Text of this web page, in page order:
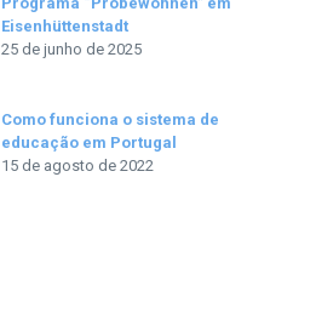
Eisenhüttenstadt
25 de junho de 2025
Como funciona o sistema de
educação em Portugal
15 de agosto de 2022